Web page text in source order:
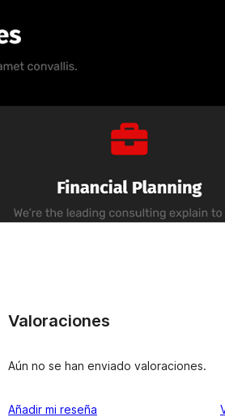
Valoraciones
Aún no se han enviado valoraciones.
Añadir mi reseña